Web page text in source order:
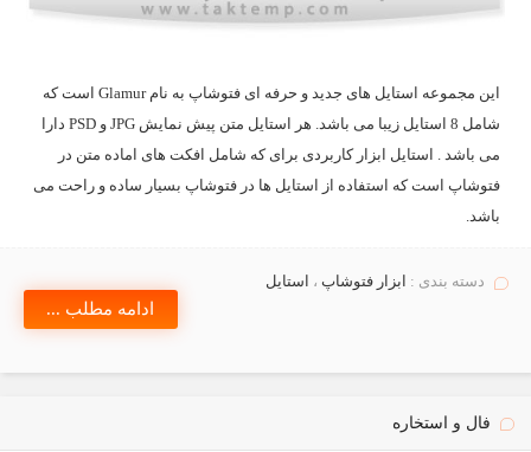
این مجموعه استایل های جدید و حرفه ای فتوشاپ به نام Glamur است که
شامل 8 استایل زیبا می باشد. هر استایل متن پیش نمایش JPG و PSD دارا
می باشد . استایل ابزار کاربردی برای که شامل افکت های اماده متن در
فتوشاپ است که استفاده از استایل ها در فتوشاپ بسیار ساده و راحت می
باشد.
دسته بندی : ابزار فتوشاپ ، استايل
ادامه مطلب ...
فال و استخاره